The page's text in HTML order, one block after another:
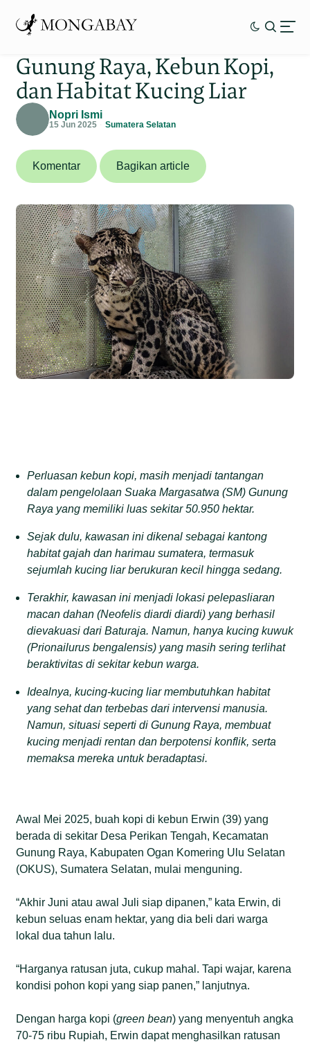
Gunung Raya, Kebun Kopi,
dan Habitat Kucing Liar
Nopri Ismi
15 Jun 2025 Sumatera Selatan
Komentar Bagikan article
Perluasan kebun kopi, masih menjadi tantangan
dalam pengelolaan Suaka Margasatwa (SM) Gunung
Raya yang memiliki luas sekitar 50.950 hektar.
Sejak dulu, kawasan ini dikenal sebagai kantong
habitat gajah dan harimau sumatera, termasuk
sejumlah kucing liar berukuran kecil hingga sedang.
Terakhir, kawasan ini menjadi lokasi pelepasliaran
macan dahan (Neofelis diardi diardi) yang berhasil
dievakuasi dari Baturaja. Namun, hanya kucing kuwuk
(Prionailurus bengalensis) yang masih sering terlihat
beraktivitas di sekitar kebun warga.
Idealnya, kucing-kucing liar membutuhkan habitat
yang sehat dan terbebas dari intervensi manusia.
Namun, situasi seperti di Gunung Raya, membuat
kucing menjadi rentan dan berpotensi konflik, serta
memaksa mereka untuk beradaptasi.
Awal Mei 2025, buah kopi di kebun Erwin (39) yang
berada di sekitar Desa Perikan Tengah, Kecamatan
Gunung Raya, Kabupaten Ogan Komering Ulu Selatan
(OKUS), Sumatera Selatan, mulai menguning.
“Akhir Juni atau awal Juli siap dipanen,” kata Erwin, di
kebun seluas enam hektar, yang dia beli dari warga
lokal dua tahun lalu.
“Harganya ratusan juta, cukup mahal. Tapi wajar, karena
kondisi pohon kopi yang siap panen,” lanjutnya.
Dengan harga kopi (green bean) yang menyentuh angka
70-75 ribu Rupiah, Erwin dapat menghasilkan ratusan